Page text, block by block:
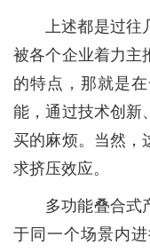
上述都是过
被各个企业着力主
的特点，那就是
能，通过技术创新
买的麻烦。当然，
求挤压效应。
多功能叠合式
于同一个场景内